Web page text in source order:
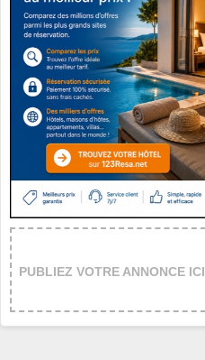
PUBLIEZ VOTRE ANNONCE ICI